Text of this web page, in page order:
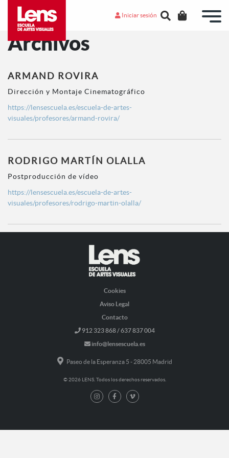
Iniciar sesión
Archivos
ARMAND ROVIRA
Dirección y Montaje Cinematográfico
https://lensescuela.es/escuela-de-artes-
visuales/profesores/armand-rovira/
RODRIGO MARTÍN OLALLA
Postproducción de vídeo
https://lensescuela.es/escuela-de-artes-
visuales/profesores/rodrigo-martin-olalla/
Cookies
Aviso Legal
Contacto
912 323 868 / 637 837 004
info@lensescuela.es
Paseo de la Esperanza 5 - 28005 Madrid
© 2026 LENS. Todos los derechos reservados.